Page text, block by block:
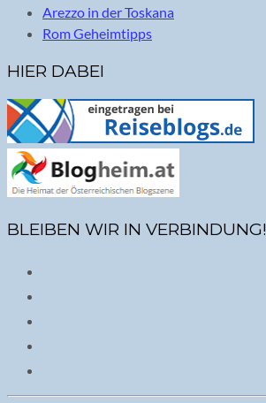
Arezzo in der Toskana
Rom Geheimtipps
HIER DABEI
BLEIBEN WIR IN VERBINDUNG!